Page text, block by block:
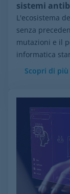
sistemi
L'ecosistema
senza
mutazioni e il
informatica
Scopri di più